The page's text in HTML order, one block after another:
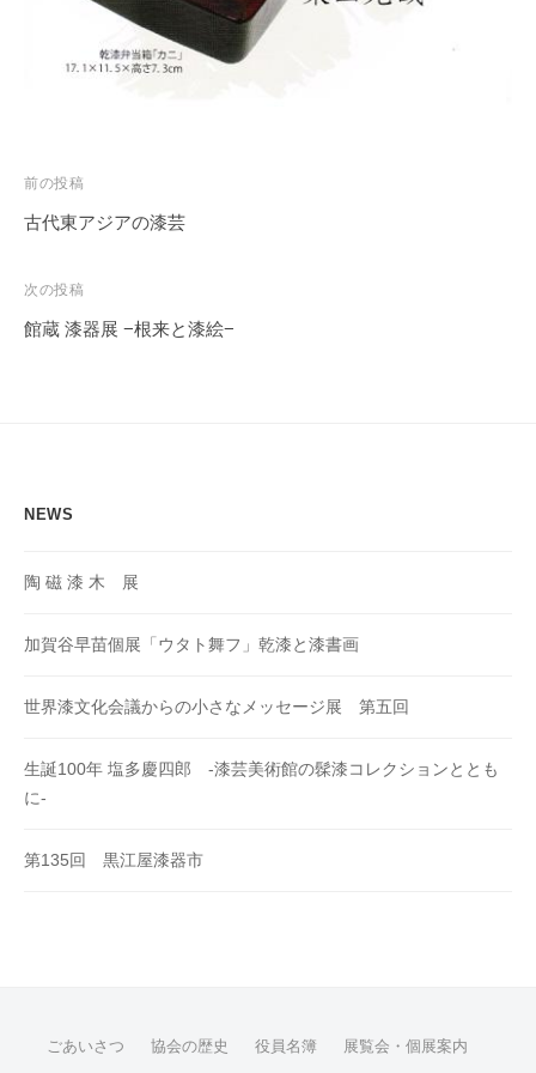
投
稿
ビ
ゲ
前の投稿
古代東アジアの漆芸
次の投稿
館蔵 漆器展 −根来と漆絵−
NEWS
陶 磁 漆 木 展
加賀谷早苗個展「ウタト舞フ」乾漆と漆書画
世界漆文化会議からの小さなメッセージ展 第五回
生誕100年 塩多慶四郎 -漆芸美術館の髹漆コレクションととも
に-
第135回 黒江屋漆器市
ごあいさつ 協会の歴史 役員名簿 展覧会・個展案内